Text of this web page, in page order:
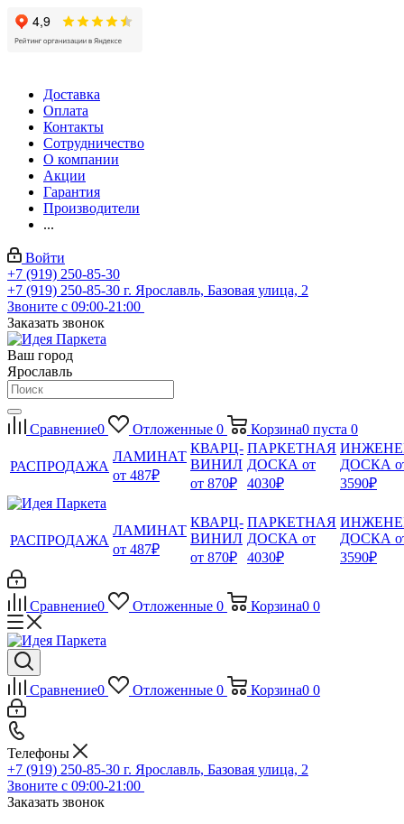
Доставка
Оплата
Контакты
Сотрудничество
О компании
Акции
Гарантия
Производители
...
Войти
+7 (919) 250-85-30
+7 (919) 250-85-30 г. Ярославль, Базовая улица, 2
Звоните с 09:00-21:00
Заказать звонок
Ваш город
Ярославль
Сравнение0 Отложенные 0 Корзина0 пуста 0
РАСПРОДАЖА
ЛАМИНАТ
от 487₽
КВАРЦ-
ВИНИЛ
от 870₽
ПАРКЕТНАЯ
ДОСКА от
4030₽
ДОСКА
3590₽
РАСПРОДАЖА
ЛАМИНАТ
от 487₽
КВАРЦ-
ВИНИЛ
от 870₽
ПАРКЕТНАЯ
ДОСКА от
4030₽
ДОСКА
3590₽
Сравнение0 Отложенные 0 Корзина0 0
Сравнение0 Отложенные 0 Корзина0 0
Телефоны
+7 (919) 250-85-30 г. Ярославль, Базовая улица, 2
Звоните с 09:00-21:00
Заказать звонок